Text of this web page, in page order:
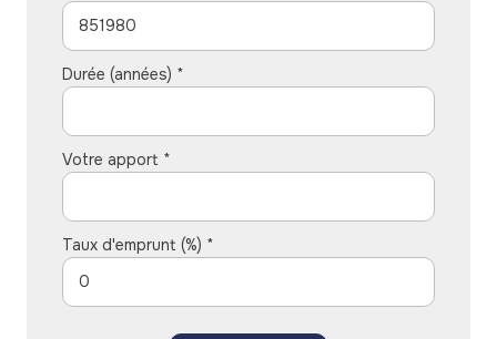
Durée (années) *
Votre apport *
Taux d'emprunt (%) *